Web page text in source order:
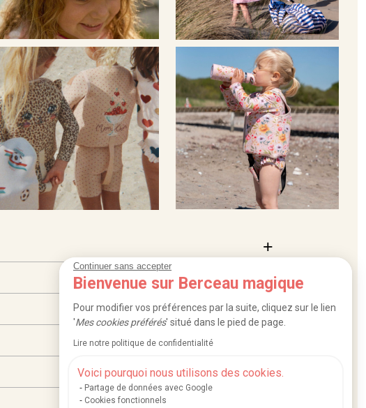
Continuer sans accepter
Bienvenue sur Berceau magique
Pour modifier vos préférences par la suite, cliquez sur le lien
'Mes cookies préférés' situé dans le pied de page.
Lire notre politique de confidentialité
Voici pourquoi nous utilisons des cookies.
Partage de données avec Google
Cookies fonctionnels